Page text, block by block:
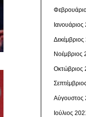
Δεκέμβριος
Νοέμβριος
Οκτώβριος
Αύγουστος
Ιούλιος